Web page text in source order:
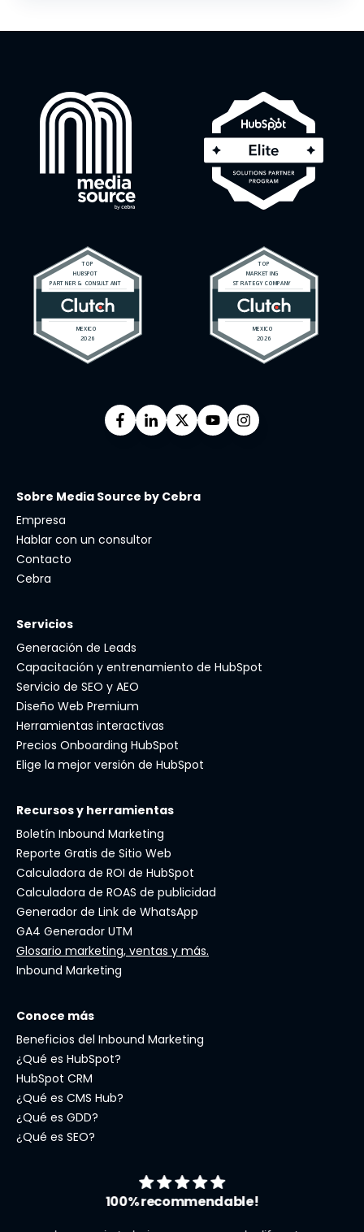
Sobre Media Source by Cebra
Empresa
Hablar con un consultor
Contacto
Cebra
Servicios
Generación de Leads
Capacitación y entrenamiento de HubSpot
Servicio de SEO y AEO
Diseño Web Premium
Herramientas interactivas
Precios Onboarding HubSpot
Elige la mejor versión de HubSpot
Recursos y herramientas
Boletín Inbound Marketing
Reporte Gratis de Sitio Web
Calculadora de ROI de HubSpot
Calculadora de ROAS de publicidad
Generador de Link de WhatsApp
GA4 Generador UTM
Glosario marketing, ventas y más.
Inbound Marketing
Conoce más
Beneficios del Inbound Marketing
¿Qué es HubSpot?
HubSpot CRM
¿Qué es CMS Hub?
¿Qué es GDD?
¿Qué es SEO?
100% recommendable!